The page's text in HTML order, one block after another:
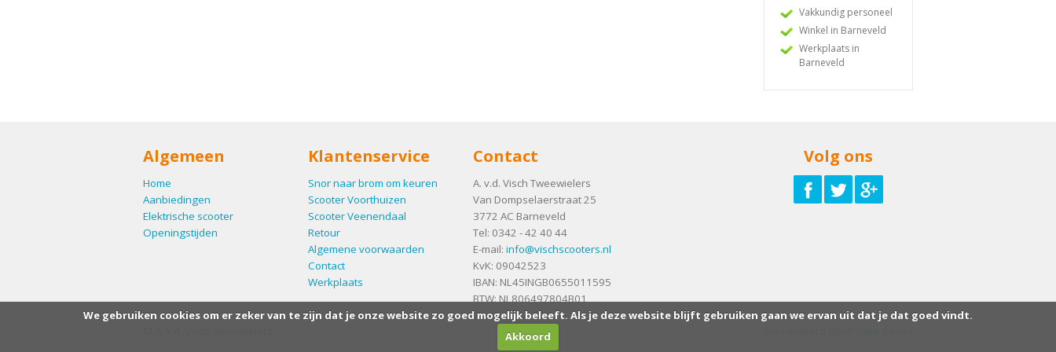
Vakkundig personeel
Winkel in Barneveld
Werkplaats in
Barneveld
Algemeen
Home
Aanbiedingen
Elektrische scooter
Openingstijden
Klantenservice
Snor naar brom om keuren
Scooter Voorthuizen
Scooter Veenendaal
Retour
Algemene voorwaarden
Contact
Werkplaats
Contact
A. v.d. Visch Tweewielers
Van Dompselaerstraat 25
3772 AC Barneveld
Tel: 0342 - 42 40 44
E-mail: info@vischscooters.nl
KvK: 09042523
IBAN: NL45INGB0655011595
BTW: NL806497804B01
Volg ons
We gebruiken cookies om er zeker van te zijn dat je onze website zo goed mogelijk beleeft. Als je deze website blijft gebruiken gaan we ervan uit dat je dat goed vindt.
Akkoord